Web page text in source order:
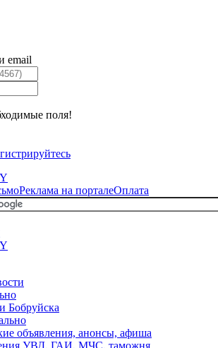
email
поля!
Реклама на порталеОплата
Бобруйска
объявления, анонсы, афиша
УВД, ГАИ, МЧС, таможня